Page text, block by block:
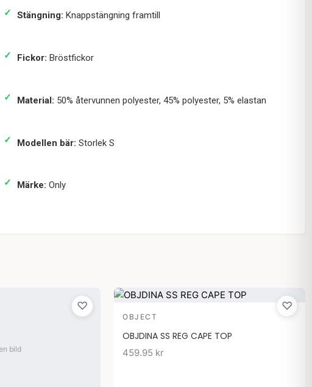
Stängning: Knappstängning framtill
Fickor: Bröstfickor
Material: 50% återvunnen polyester, 45% polyester, 5% elastan
Modellen bär: Storlek S
Märke: Only
♡
bild
♡
OBJECT
OBJDINA SS REG CAPE TOP
459.95 kr